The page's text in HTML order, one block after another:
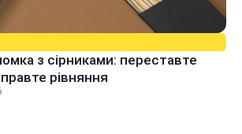
з сірниками: переставте
рівняння